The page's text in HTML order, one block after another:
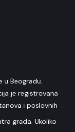
u Beogradu.
je registrovana
i poslovnih
grada. Ukoliko